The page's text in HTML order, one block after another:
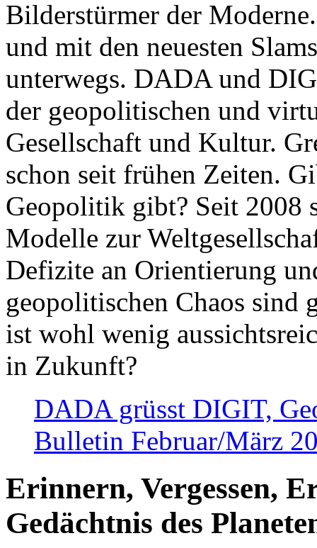
Bilderstürmer der
und mit den neuesten
unterwegs. DADA und
der geopolitischen und
Gesellschaft und Kultur.
schon seit frühen Zeiten.
Geopolitik gibt? Seit 2008
Modelle zur
Defizite an Orientierung
geopolitischen Chaos sind
ist wohl wenig
in Zukunft?
DADA grüsst DIGIT,
Bulletin Februar/März
Erinnern, Vergessen,
Gedächtnis des